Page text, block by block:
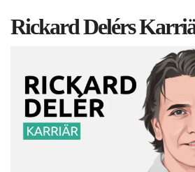
Rickard Delérs